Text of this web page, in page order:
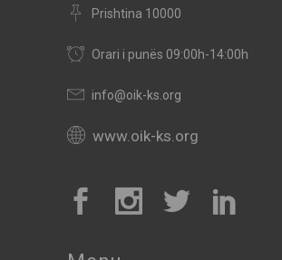
Prishtina 10000
Orari i punës 09:00h-14:00h
info@oik-ks.org
www.oik-ks.org